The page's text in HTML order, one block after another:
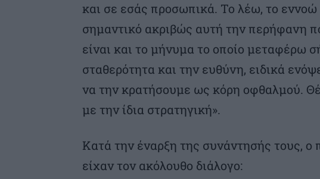
και σε εσάς προσωπικά. Το λέω, το εννοώ
σημαντικό ακριβώς αυτή την περήφανη
είναι και το μήνυμα το οποίο μεταφέρω
σταθερότητα και την ευθύνη, ειδικά
να την κρατήσουμε ως κόρη οφθαλμού.
με την ίδια στρατηγική».
Κατά την έναρξη της συνάντησής τους,
είχαν τον ακόλουθο διάλογο: